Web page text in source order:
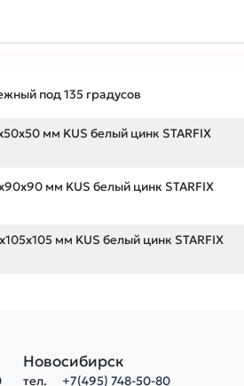
под 135 градусов
мм KUS белый цинк STARFIX
мм KUS белый цинк STARFIX
мм KUS белый цинк STARFIX
Новосибирск
тел. +7(495) 748-50-80